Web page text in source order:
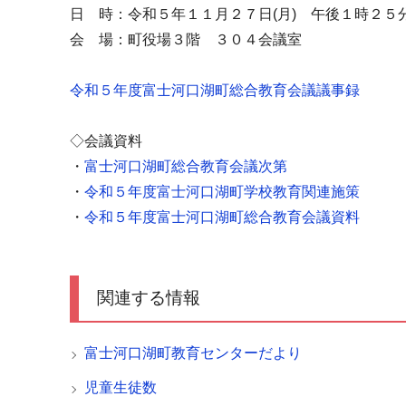
日 時：令和５年１１月２７日(月) 午後１時２５
会 場：町役場３階 ３０４会議室
令和５年度富士河口湖町総合教育会議議事録
◇会議資料
・ 富士河口湖町総合教育会議次第
・ 令和５年度富士河口湖町学校教育関連施策
・ 令和５年度富士河口湖町総合教育会議資料
関連する情報
富士河口湖町教育センターだより
児童生徒数